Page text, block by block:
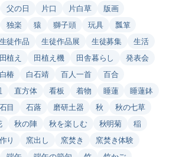
父の日 片口 片白草
版画
独楽 猿 獅子頭 玩具
瓢箪
生徒作品 生徒作品展 生徒募集
生活
田植え 田植え機 田舎暮らし
発表会
白椿 白石靖 百人一首
百合
直方体 看板 着物 睡蓮
睡蓮鉢
石目 石蕗 磨研土器 秋
秋の七草
秋の陣 秋を楽しむ 秋明菊
稲
り 窯出し 窯焚き
窯焚き体験